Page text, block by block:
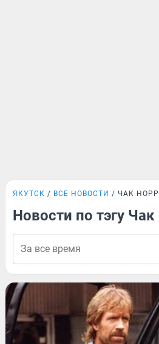
ЯКУТСК ВСЕ НОВОСТИ ЧАК
Новости по тэгу